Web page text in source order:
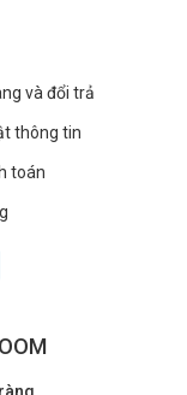
và đổi trả
thông tin
toán